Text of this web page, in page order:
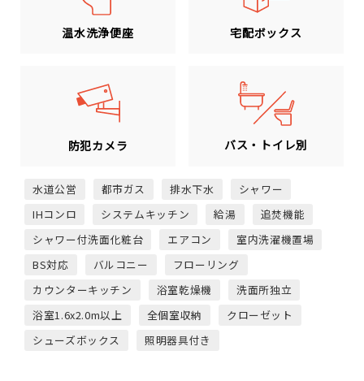
温水洗浄便座 宅配ボックス
防犯カメラ バス・トイレ別
水道公営 都市ガス 排水下水
シャワー
IHコンロ
システムキッチン 給湯
追焚機能
シャワー付洗面化粧台
エアコン
室内洗濯機置場
BS対応
バルコニー
フローリング
カウンターキッチン
浴室乾燥機
洗面所独立
浴室1.6x2.0m以上
全個室収納
クローゼット
シューズボックス
照明器具付き